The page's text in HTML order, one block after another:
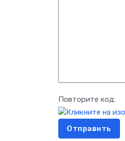
Повторите код:
Отправить